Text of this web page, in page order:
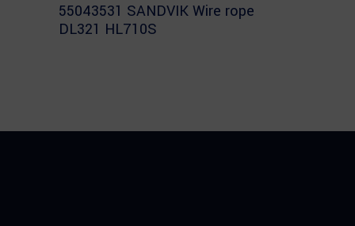
55043531 SANDVIK Wire rope
DL321 HL710S